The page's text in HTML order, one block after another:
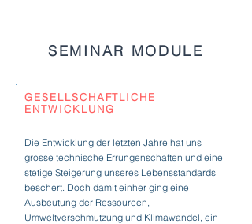
SEMINAR MODULE
GESELLSCHAFTLICHE
ENTWICKLUNG
Die Entwicklung der letzten Jahre hat uns
grosse technische Errungenschaften und eine
stetige Steigerung unseres Lebensstandards
beschert. Doch damit einher ging eine
Ausbeutung der Ressourcen,
Umweltverschmutzung und Klimawandel, ein